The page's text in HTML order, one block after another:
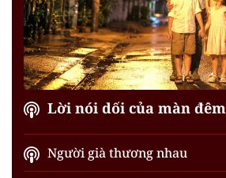
Lời nói dối của màn đêm
Người già thương nhau